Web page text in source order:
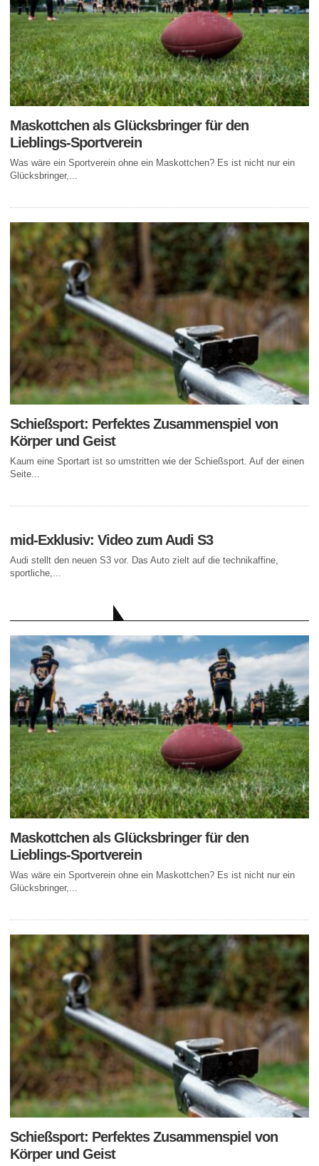
Maskottchen als Glücksbringer für den
Lieblings-Sportverein
Was wäre ein Sportverein ohne ein Maskottchen? Es ist nicht nur ein
Glücksbringer,...
Schießsport: Perfektes Zusammenspiel von
Körper und Geist
Kaum eine Sportart ist so umstritten wie der Schießsport. Auf der einen
Seite...
mid-Exklusiv: Video zum Audi S3
Audi stellt den neuen S3 vor. Das Auto zielt auf die technikaffine,
sportliche,...
Maskottchen als Glücksbringer für den
Lieblings-Sportverein
Was wäre ein Sportverein ohne ein Maskottchen? Es ist nicht nur ein
Glücksbringer,...
Schießsport: Perfektes Zusammenspiel von
Körper und Geist